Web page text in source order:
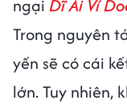
ngại Dĩ Ái Ví
Trong nguyên
yến sẽ có cái
lớn. Tuy nhiên,